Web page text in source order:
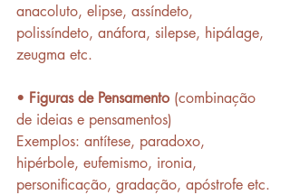
anacoluto, elipse, assíndeto,
polissíndeto, anáfora, silepse, hipálage,
zeugma etc.
• Figuras de Pensamento (combinação
de ideias e pensamentos)
Exemplos: antítese, paradoxo,
hipérbole, eufemismo, ironia,
personificação, gradação, apóstrofe etc.